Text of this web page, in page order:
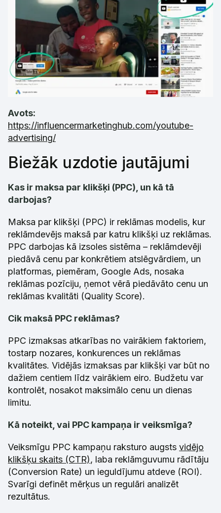
Avots:
https://influencermarketinghub.com/youtube-
advertising/
Biežāk uzdotie jautājumi
Kas ir maksa par klikšķi (PPC), un kā tā
darbojas?
Maksa par klikšķi (PPC) ir reklāmas modelis, kur
reklāmdevējs maksā par katru klikšķi uz reklāmas.
PPC darbojas kā izsoles sistēma – reklāmdevēji
piedāvā cenu par konkrētiem atslēgvārdiem, un
platformas, piemēram, Google Ads, nosaka
reklāmas pozīciju, ņemot vērā piedāvāto cenu un
reklāmas kvalitāti (Quality Score).
Cik maksā PPC reklāmas?
PPC izmaksas atkarības no vairākiem faktoriem,
tostarp nozares, konkurences un reklāmas
kvalitātes. Vidējās izmaksas par klikšķi var būt no
dažiem centiem līdz vairākiem eiro. Budžetu var
kontrolēt, nosakot maksimālo cenu un dienas
limitu.
Kā noteikt, vai PPC kampaņa ir veiksmīga?
Veiksmīgu PPC kampaņu raksturo augsts vidējo
klikšķu skaits (CTR), laba reklāmguvumu rādītāju
(Conversion Rate) un ieguldījumu atdeve (ROI).
Svarīgi definēt mērķus un regulāri analizēt
rezultātus.